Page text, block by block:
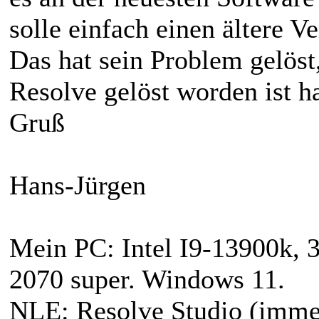
solle einfach einen ältere
Das hat sein Problem
Resolve gelöst worden ist
Gruß
Hans-Jürgen
Mein PC: Intel I9-13900k,
2070 super. Windows 11.
NLE: Resolve Studio